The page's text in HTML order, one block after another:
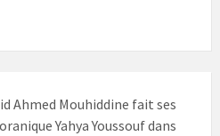
Ahmed Mouhiddine fait ses
Yahya Youssouf dans